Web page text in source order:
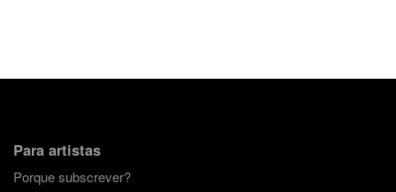
Para artistas
Porque subscrever?